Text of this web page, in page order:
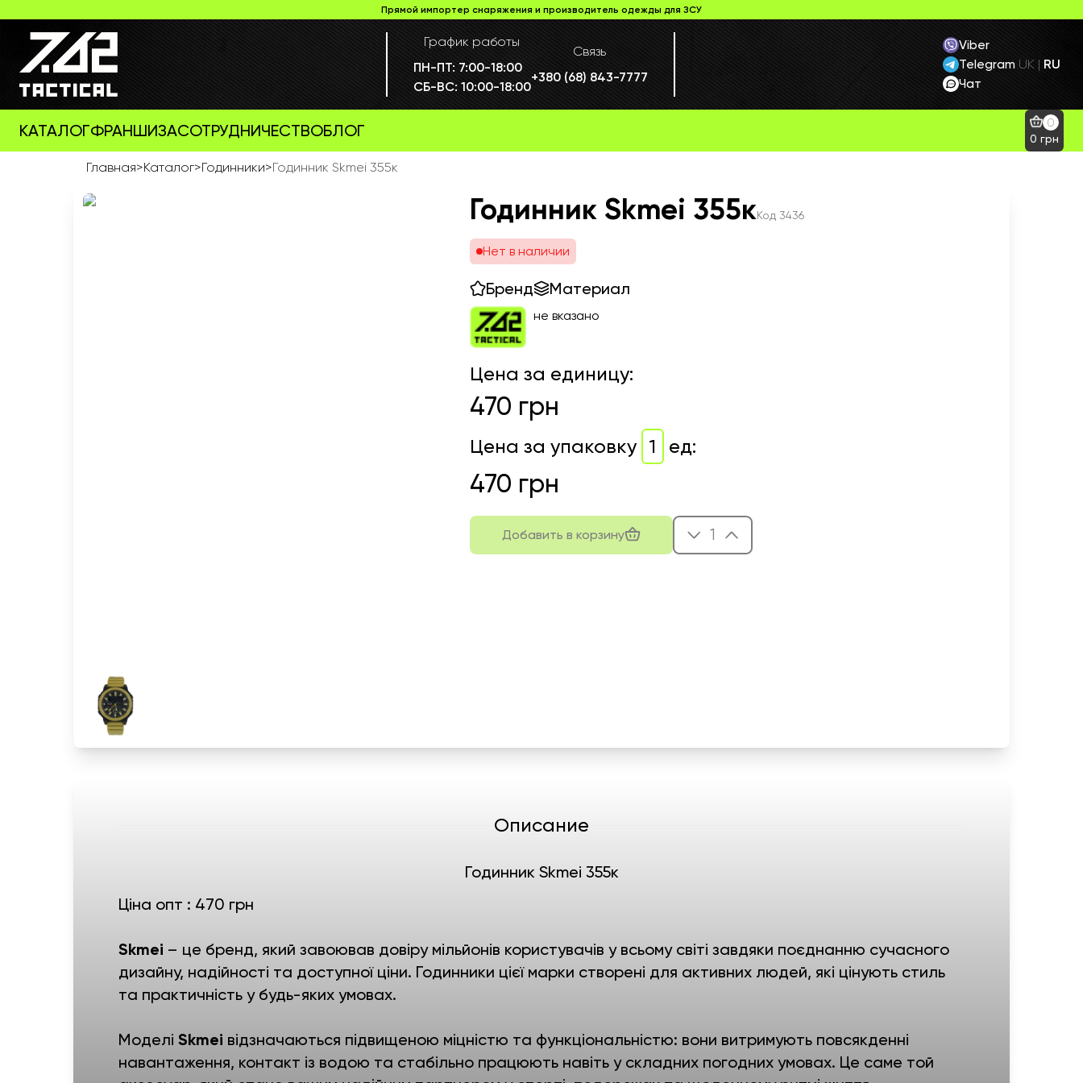
Прямой импортер снаряжения и производитель одежды для ЗСУ
График работы
ПН-ПТ: 7:00-18:00
СБ-ВС: 10:00-18:00
Связь
+380 (68) 843-7777
Viber
Telegram
Чат
UK | RU
КАТАЛОГФРАНШИЗАСОТРУДНИЧЕСТВОБЛОГ
0
0 грн
Главная>Каталог>Годинники>Годинник Skmei 355к
Годинник Skmei 355кКод 3436
Нет в наличии
Бренд Материал
не вказано
Цена за единицу:
470 грн
Цена за упаковку 1 ед:
470 грн
Добавить в корзину 1
Описание
Годинник Skmei 355к
Ціна опт : 470 грн
Skmei – це бренд, який завоював довіру мільйонів користувачів у всьому світі завдяки поєднанню сучасного
дизайну, надійності та доступної ціни. Годинники цієї марки створені для активних людей, які цінують стиль
та практичність у будь-яких умовах.
МоделіSkmei відзначаються підвищеною міцністю та функціональністю: вони витримують повсякденні
навантаження, контакт із водою та стабільно працюють навіть у складних погодних умовах. Це саме той